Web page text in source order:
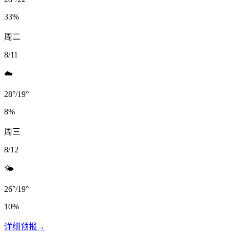
33%
周二
8/11
☁️
28°/19°
8%
周三
8/12
🌤️
26°/19°
10%
详细预报 →